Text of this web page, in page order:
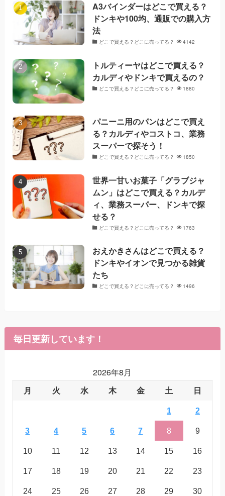
A3バインダーはどこで買える？
ドンキや100均、通販での購入方
法
どこで買える？どこに売ってる？ 4142
トルティーヤはどこで買える？
カルディやドンキで買えるの？
どこで買える？どこに売ってる？ 1880
パニーニ用のパンはどこで買え
る？カルディやコストコ、業務
スーパーで探そう！
どこで買える？どこに売ってる？ 1850
世界一甘いお菓子「グラブジャ
ムン」はどこで買える？カルデ
ィ、業務スーパー、ドンキで探
せる？
どこで買える？どこに売ってる？ 1763
おえかきさんはどこで買える？
ドンキやイオンで見つかる雑貨
たち
どこで買える？どこに売ってる？ 1496
毎日更新しています！
2026年8月
月 火 水 木 金 土 日
1 2
3 4 5 6 7 8 9
10 11 12 13 14 15 16
17 18 19 20 21 22 23
24 25 26 27 28 29 30